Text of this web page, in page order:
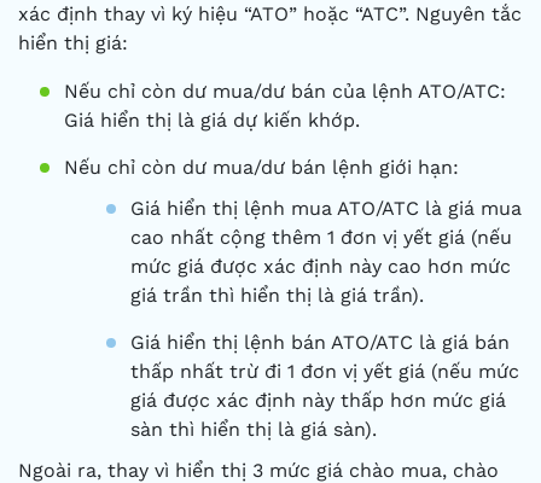
xác định thay vì ký hiệu “ATO” hoặc “ATC”. Nguyên tắc
hiển thị giá:
Nếu chỉ còn dư mua/dư bán của lệnh ATO/ATC:
Giá hiển thị là giá dự kiến khớp.
Nếu chỉ còn dư mua/dư bán lệnh giới hạn:
Giá hiển thị lệnh mua ATO/ATC là giá mua
cao nhất cộng thêm 1 đơn vị yết giá (nếu
mức giá được xác định này cao hơn mức
giá trần thì hiển thị là giá trần).
Giá hiển thị lệnh bán ATO/ATC là giá bán
thấp nhất trừ đi 1 đơn vị yết giá (nếu mức
giá được xác định này thấp hơn mức giá
sàn thì hiển thị là giá sàn).
Ngoài ra, thay vì hiển thị 3 mức giá chào mua, chào